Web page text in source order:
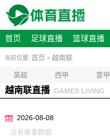
首页 足球直播 篮球直播
当前位置: 首页 > 越南联
英超 西甲 意甲
越南联直播 GAMES LIVING
2026-08-08
没有赛事数据